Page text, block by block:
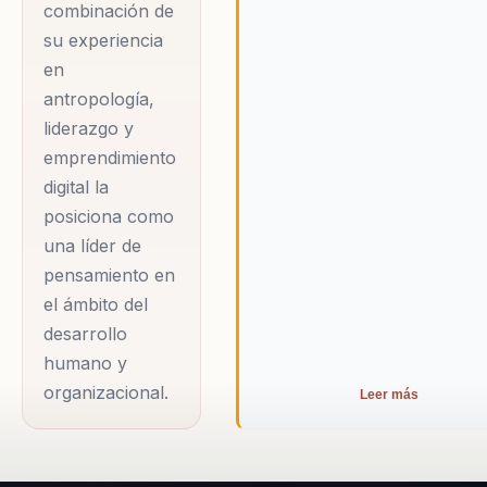
conferencias y
formaciones.»
Embajadora de la
Transformación y
Liderazgo Perfil
Integral de Izanami
Martínez: Líder en
Transformación y
Crecimiento Izanami
Martínez no solo se
distingue como
madre y antropóloga,
combinación de
su experiencia
en
antropología,
liderazgo y
emprendimiento
digital la
posiciona como
una líder de
pensamiento en
el ámbito del
desarrollo
humano y
organizacional.
Leer más